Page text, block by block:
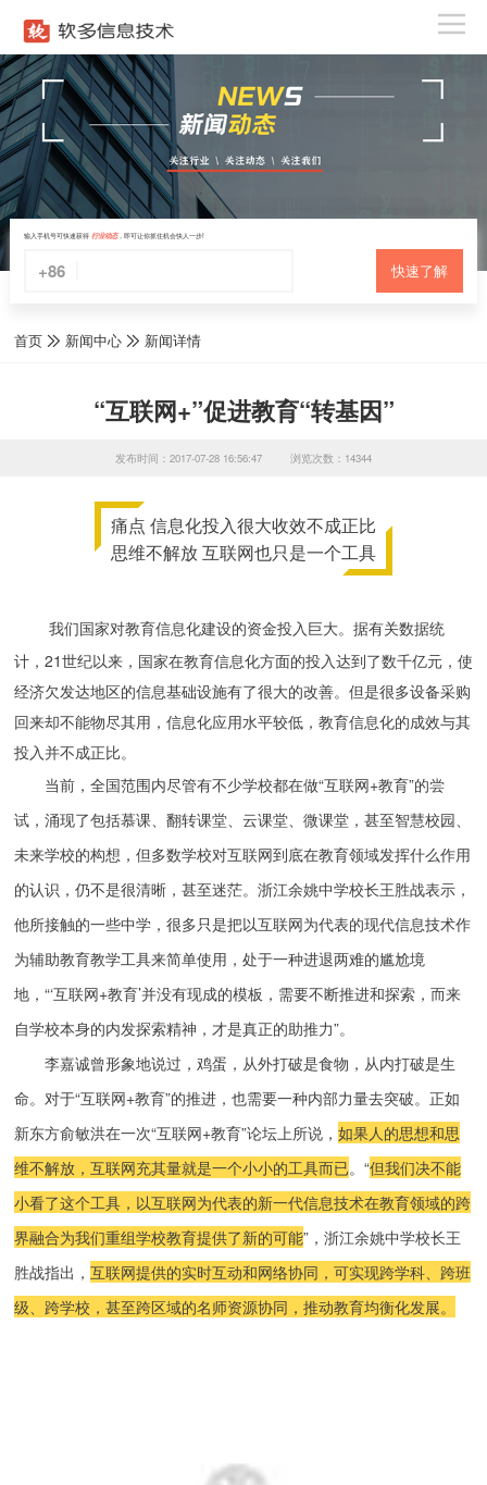
输入手机号可快速获得 行业动态，即可让你抓住机会快人一步!
+86 快速了解
首页 新闻中心 新闻详情
“互联网+”促进教育“转基因”
发布时间：2017-07-28 16:56:47 浏览次数：14344
痛点 信息化投入很大收效不成正比
思维不解放 互联网也只是一个工具
我们国家对教育信息化建设的资金投入巨大。据有关数据统
计，21世纪以来，国家在教育信息化方面的投入达到了数千亿元，使
经济欠发达地区的信息基础设施有了很大的改善。但是很多设备采购
回来却不能物尽其用，信息化应用水平较低，教育信息化的成效与其
投入并不成正比。
当前，全国范围内尽管有不少学校都在做“互联网+教育”的尝
试，涌现了包括慕课、翻转课堂、云课堂、微课堂，甚至智慧校园、
未来学校的构想，但多数学校对互联网到底在教育领域发挥什么作用
的认识，仍不是很清晰，甚至迷茫。浙江余姚中学校长王胜战表示，
他所接触的一些中学，很多只是把以互联网为代表的现代信息技术作
为辅助教育教学工具来简单使用，处于一种进退两难的尴尬境
地，“‘互联网+教育’并没有现成的模板，需要不断推进和探索，而来
自学校本身的内发探索精神，才是真正的助推力”。
李嘉诚曾形象地说过，鸡蛋，从外打破是食物，从内打破是生
命。对于“互联网+教育”的推进，也需要一种内部力量去突破。正如
新东方俞敏洪在一次“互联网+教育”论坛上所说， 如果人的思想和思
维不解放，互联网充其量就是一个小小的工具而已。“但我们决不能
小看了这个工具，以互联网为代表的新一代信息技术在教育领域的跨
界融合为我们重组学校教育提供了新的可能”，浙江余姚中学校长王
胜战指出， 互联网提供的实时互动和网络协同，可实现跨学科、跨班
级、跨学校，甚至跨区域的名师资源协同，推动教育均衡化发展。